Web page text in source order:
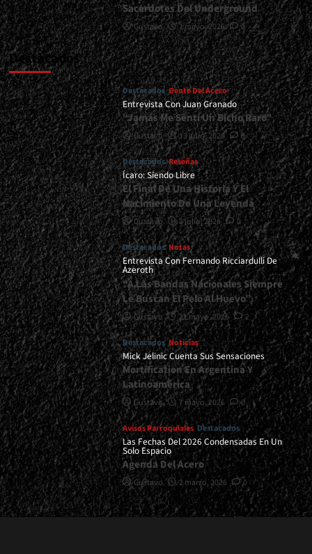
Sacerdotes Del Underground
Gustavo 1 mayo, 2026 0
Destacados
Destacados Gente Del Acero
Entrevista Con Juan Granado
“Jamás Me Sentí Un Bicho Raro”
Gustavo 13 julio, 2026 0
Destacados Reseñas
Ícaro: Siendo Libre
El Final De Una Historia Y El
Nacimiento De Una Leyenda
Gustavo 8 julio, 2026 0
Destacados Notas
Entrevista Con Fernando Ricciardulli De
Azeroth
“A Las Bandas Nacionales Siempre
Le Buscan El Pelo Al Huevo”
Gustavo 21 mayo, 2026 2
Destacados Noticias
Mick Jelinic Cuenta Sus Sensaciones
Mortification En Argentina Y
Latinoamérica
Gustavo 7 mayo, 2026 0
Avisos Parroquiales Destacados
Las Fechas Del 2026 Condensadas En Un
Solo Espacio
Agenda Del Acero
Gustavo 2 marzo, 2026 0